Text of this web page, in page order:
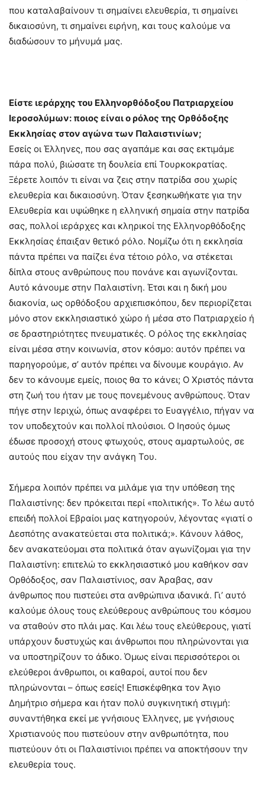
που καταλαβαίνουν τι σημαίνει ελευθερία, τι σημαίνει
δικαιοσύνη, τι σημαίνει ειρήνη, και τους καλούμε να
διαδώσουν το μήνυμά μας.
Είστε ιεράρχης του Ελληνορθόδοξου Πατριαρχείου
Ιεροσολύμων: ποιος είναι ο ρόλος της Ορθόδοξης
Εκκλησίας στον αγώνα των Παλαιστινίων;
Εσείς οι Έλληνες, που σας αγαπάμε και σας εκτιμάμε
πάρα πολύ, βιώσατε τη δουλεία επί Τουρκοκρατίας.
Ξέρετε λοιπόν τι είναι να ζεις στην πατρίδα σου χωρίς
ελευθερία και δικαιοσύνη. Όταν ξεσηκωθήκατε για την
Ελευθερία και υψώθηκε η ελληνική σημαία στην πατρίδα
σας, πολλοί ιεράρχες και κληρικοί της Ελληνορθόδοξης
Εκκλησίας έπαιξαν θετικό ρόλο. Νομίζω ότι η εκκλησία
πάντα πρέπει να παίζει ένα τέτοιο ρόλο, να στέκεται
δίπλα στους ανθρώπους που πονάνε και αγωνίζονται.
Αυτό κάνουμε στην Παλαιστίνη. Έτσι και η δική μου
διακονία, ως ορθόδοξου αρχιεπισκόπου, δεν περιορίζεται
μόνο στον εκκλησιαστικό χώρο ή μέσα στο Πατριαρχείο ή
σε δραστηριότητες πνευματικές. Ο ρόλος της εκκλησίας
είναι μέσα στην κοινωνία, στον κόσμο: αυτόν πρέπει να
παρηγορούμε, σ’ αυτόν πρέπει να δίνουμε κουράγιο. Αν
δεν το κάνουμε εμείς, ποιος θα το κάνει; Ο Χριστός πάντα
στη ζωή του ήταν με τους πονεμένους ανθρώπους. Όταν
πήγε στην Ιεριχώ, όπως αναφέρει το Ευαγγέλιο, πήγαν να
τον υποδεχτούν και πολλοί πλούσιοι. Ο Ιησούς όμως
έδωσε προσοχή στους φτωχούς, στους αμαρτωλούς, σε
αυτούς που είχαν την ανάγκη Του.
Σήμερα λοιπόν πρέπει να μιλάμε για την υπόθεση της
Παλαιστίνης: δεν πρόκειται περί «πολιτικής». Το λέω αυτό
επειδή πολλοί Εβραίοι μας κατηγορούν, λέγοντας «γιατί ο
Δεσπότης ανακατεύεται στα πολιτικά;». Κάνουν λάθος,
δεν ανακατεύομαι στα πολιτικά όταν αγωνίζομαι για την
Παλαιστίνη: επιτελώ το εκκλησιαστικό μου καθήκον σαν
Ορθόδοξος, σαν Παλαιστίνιος, σαν Άραβας, σαν
άνθρωπος που πιστεύει στα ανθρώπινα ιδανικά. Γι’ αυτό
καλούμε όλους τους ελεύθερους ανθρώπους του κόσμου
να σταθούν στο πλάι μας. Και λέω τους ελεύθερους, γιατί
υπάρχουν δυστυχώς και άνθρωποι που πληρώνονται για
να υποστηρίζουν το άδικο. Όμως είναι περισσότεροι οι
ελεύθεροι άνθρωποι, οι καθαροί, αυτοί που δεν
πληρώνονται – όπως εσείς! Επισκέφθηκα τον Άγιο
Δημήτριο σήμερα και ήταν πολύ συγκινητική στιγμή:
συναντήθηκα εκεί με γνήσιους Έλληνες, με γνήσιους
Χριστιανούς που πιστεύουν στην ανθρωπότητα, που
πιστεύουν ότι οι Παλαιστίνιοι πρέπει να αποκτήσουν την
ελευθερία τους.